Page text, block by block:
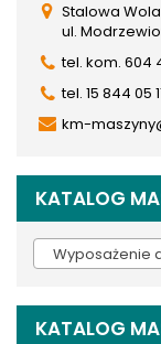
Stalowa Wola
ul.
tel. kom. 604
tel. 15 844 05
km-
KATALOG
Wyposażenie
KATALOG